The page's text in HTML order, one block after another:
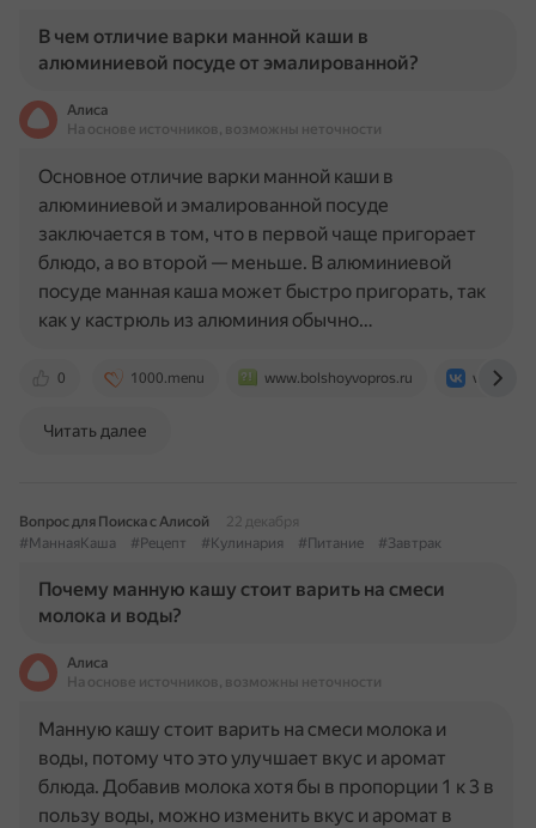
В чем отличие варки манной каши в
алюминиевой посуде от эмалированной?
Алиса
На основе источников, возможны неточности
0 1000.menu www.bolshoyvopros.ru vk.com
Основное отличие варки манной каши в
алюминиевой и эмалированной посуде
заключается в том, что в первой чаще пригорает
блюдо, а во второй — меньше. В алюминиевой
посуде манная каша может быстро пригорать, так
как у кастрюль из алюминия обычно…
Читать далее
Вопрос для Поиска с Алисой
22 декабря
#МаннаяКаша
#Рецепт #Кулинария #Питание #Завтрак
Почему манную кашу стоит варить на смеси
молока и воды?
Алиса
На основе источников, возможны неточности
Манную кашу стоит варить на смеси молока и
воды, потому что это улучшает вкус и аромат
блюда. Добавив молока хотя бы в пропорции 1 к 3 в
пользу воды, можно изменить вкус и аромат в